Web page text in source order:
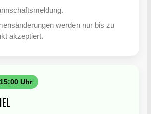
werden nur bis zu
akzeptiert.
Uhr